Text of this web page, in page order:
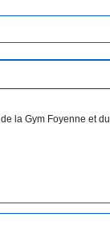
la Gym Foyenne et